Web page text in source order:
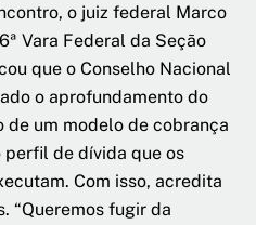
o juiz federal Marco
Vara Federal da Seção
que o Conselho Nacional
o aprofundamento do
um modelo de cobrança
de dívida que os
Com isso, acredita
“Queremos fugir da